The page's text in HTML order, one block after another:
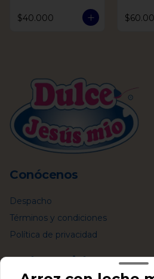
$40.000
Conócenos
Despacho
Términos y condiciones
Política de privacidad
Redes sociales